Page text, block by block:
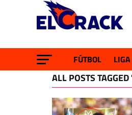
FÚTBOL
ALL POSTS